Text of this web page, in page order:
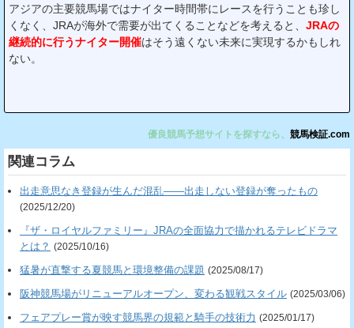
アジアの主要競馬場ではナイター時間帯にレースを行うことも珍し
くなく、JRAが海外で需要が出てくることなどを考えると、 JRAの
継続的に行うナイター開催はそう遠くない未来に実現するかもしれ
ない。
優良競馬予想サイトを探すなら、 競馬検証.com
関連コラム
出走意思なき登録が生んだ混乱――出走しない登録が奪ったもの
(2025/12/20)
『ザ・ロイヤルファミリー』JRAの全面協力で描かれるテレビドラマ
とは？ (2025/10/16)
猛暑が直撃する夏競馬と環境整備の課題 (2025/08/17)
阪神競馬場がリニューアルオープン、変わる観戦スタイル (2025/03/06)
フェアプレー賞が映す競馬界の規範と騎手の技術力 (2025/01/17)